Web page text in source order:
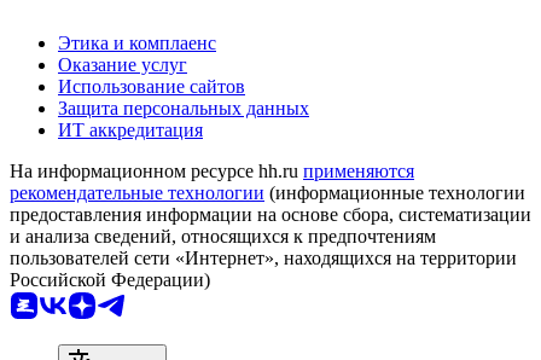
Этика и комплаенс
Оказание услуг
Использование сайтов
Защита персональных данных
ИТ аккредитация
На информационном ресурсе hh.ru применяются
рекомендательные технологии (информационные технологии
предоставления информации на основе сбора, систематизации
и анализа сведений, относящихся к предпочтениям
пользователей сети «Интернет», находящихся на территории
Российской Федерации)